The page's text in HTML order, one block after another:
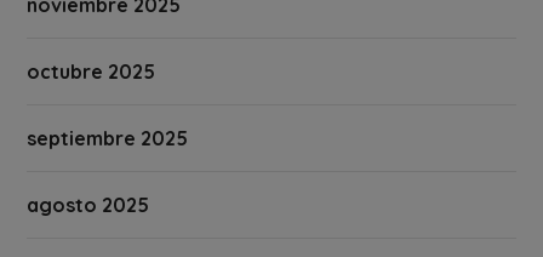
octubre 2025
septiembre 2025
agosto 2025